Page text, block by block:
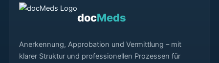
docMeds
Anerkennung, Approbation und Vermittlung – mit
klarer Struktur und professionellen Prozessen für